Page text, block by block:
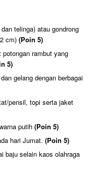
telinga) atau gondrong
cm) (Poin 5)
rambut yang
5)
gelang dengan berbagai
pensil, topi serta jaket
putih (Poin 5)
hari Jumat. (Poin 5)
baju selain kaos olahraga